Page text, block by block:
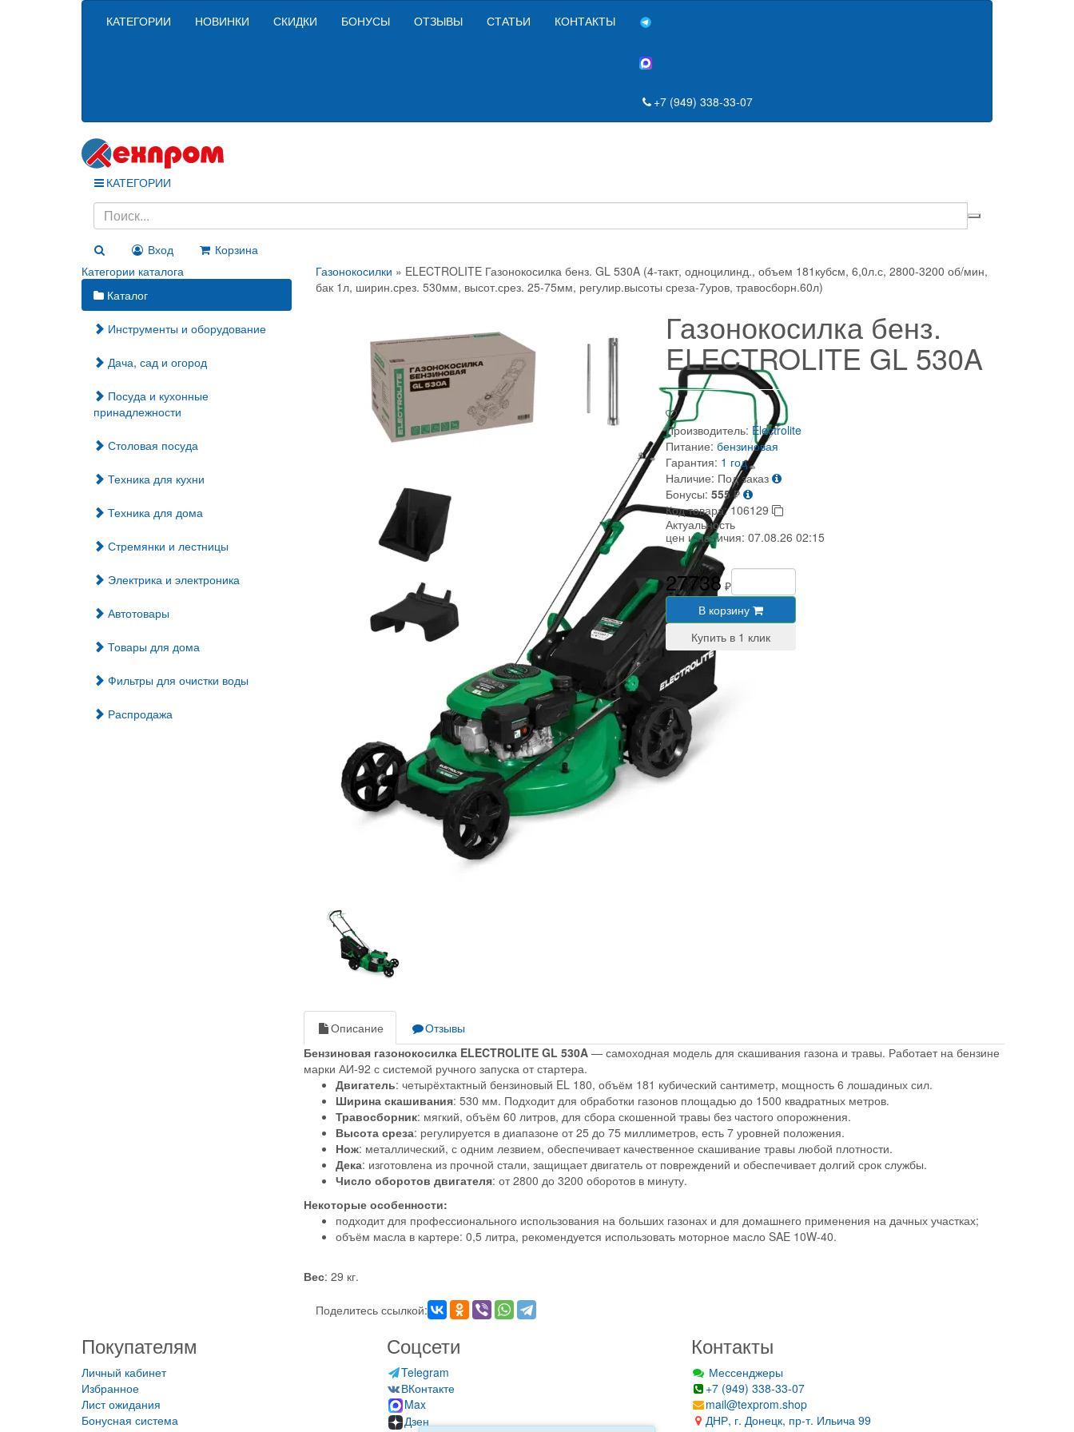
КАТЕГОРИИ НОВИНКИ СКИДКИ БОНУСЫ ОТЗЫВЫ СТАТЬИ КОНТАКТЫ
+7 (949) 338-33-07
КАТЕГОРИИ
Вход
Корзина
Категории каталога
Каталог
Инструменты и оборудование
Дача, сад и огород
Посуда и кухонные
принадлежности
Столовая посуда
Техника для кухни
Техника для дома
Стремянки и лестницы
Электрика и электроника
Автотовары
Товары для дома
Фильтры для очистки воды
Распродажа
Газонокосилки » ELECTROLITE Газонокосилка бенз. GL 530A (4-такт, одноцилинд., объем 181кубсм, 6,0л.с, 2800-3200 об/мин,
бак 1л, ширин.срез. 530мм, высот.срез. 25-75мм, регулир.высоты среза-7уров, травосборн.60л)
Газонокосилка бенз.
ELECTROLITE GL 530A
Производитель: Electrolite
Питание: бензиновая
Гарантия: 1 год
Наличие: Под заказ
Бонусы: 555₽
Код товара:106129
Актуальность
цен и наличия: 07.08.26 02:15
27738₽
В корзину
Описание
Отзывы
Бензиновая газонокосилка ELECTROLITE GL 530A— самоходная модель для скашивания газона и травы. Работает на бензине
марки АИ-92 с системой ручного запуска от стартера.
Двигатель: четырёхтактный бензиновый EL 180, объём 181 кубический сантиметр, мощность 6 лошадиных сил.
Ширина скашивания: 530 мм. Подходит для обработки газонов площадью до 1500 квадратных метров.
Травосборник: мягкий, объём 60 литров, для сбора скошенной травы без частого опорожнения.
Высота среза: регулируется в диапазоне от 25 до 75 миллиметров, есть 7 уровней положения.
Нож: металлический, с одним лезвием, обеспечивает качественное скашивание травы любой плотности.
Дека: изготовлена из прочной стали, защищает двигатель от повреждений и обеспечивает долгий срок службы.
Число оборотов двигателя: от 2800 до 3200 оборотов в минуту.
Некоторые особенности:
подходит для профессионального использования на больших газонах и для домашнего применения на дачных участках;
объём масла в картере: 0,5 литра, рекомендуется использовать моторное масло SAE 10W-40.
Вес: 29 кг.
Поделитесь ссылкой:
Покупателям
Личный кабинет
Избранное
Лист ожидания
Бонусная система
Соцсети
Telegram
ВКонтакте
Max
Дзен
Контакты
Мессенджеры
+7 (949) 338-33-07
mail@texprom.shop
ДНР, г. Донецк, пр-т. Ильича 99